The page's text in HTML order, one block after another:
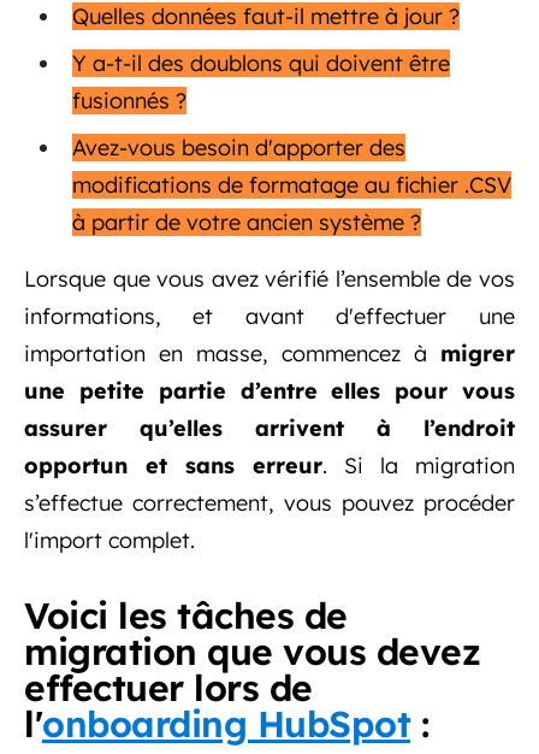
Quelles données faut-il mettre à jour ?
Y a-t-il des doublons qui doivent être
fusionnés ?
Avez-vous besoin d'apporter des
modifications de formatage au fichier .CSV
à partir de votre ancien système ?
Lorsque que vous avez vérifié l’ensemble de vos
informations, et avant d'effectuer une
importation en masse, commencez à migrer
une petite partie d’entre elles pour vous
assurer qu’elles arrivent à l’endroit
opportun et sans erreur. Si la migration
s’effectue correctement, vous pouvez procéder
l'import complet.
Voici les tâches de
migration que vous devez
effectuer lors de
l'onboarding HubSpot: